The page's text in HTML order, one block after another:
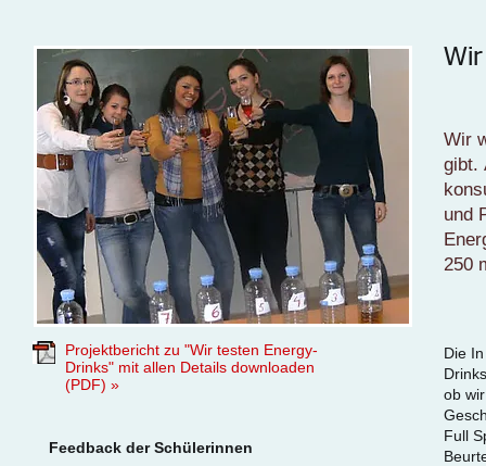
Projektbericht zu "Wir testen Energy-
Drinks" mit allen Details downloaden
(PDF) »
Feedback der Schülerinnen
Wir
gibt.
und
250
Die
ob
Full